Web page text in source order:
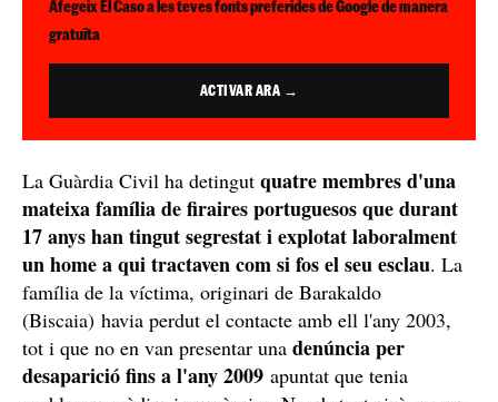
Afegeix El Caso a les teves fonts preferides de Google de manera
gratuïta
ACTIVAR ARA →
La Guàrdia Civil ha detingut quatre membres d'una
mateixa família de firaires portuguesos que durant
17 anys han tingut segrestat i explotat laboralment
un home a qui tractaven com si fos el seu esclau. La
família de la víctima, originari de Barakaldo
(Biscaia) havia perdut el contacte amb ell l'any 2003,
tot i que no en van presentar una denúncia per
desaparició fins a l'any 2009 apuntat que tenia